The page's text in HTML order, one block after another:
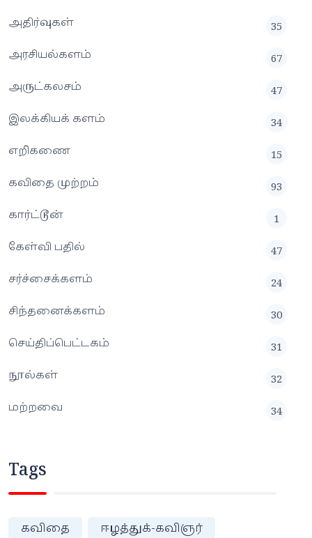
அதிர்வுகள்
35
அரசியல்களம்
67
அருட்கலசம்
47
இலக்கியக் களம்
34
எறிகணை
15
கவிதை முற்றம்
93
கார்ட்டூன்
1
கேள்வி பதில்
47
சர்ச்சைக்களம்
24
சிந்தனைக்களம்
30
செய்திப்பெட்டகம்
31
நூல்கள்
32
மற்றவை
34
Tags
கவிதை
ஈழத்துக்-கவிஞர்